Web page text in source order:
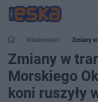
Wiadomości
Zmiany
uciągu koni ruszyły w Tatrach
Zmiany w
Morskiego
koni ruszyły